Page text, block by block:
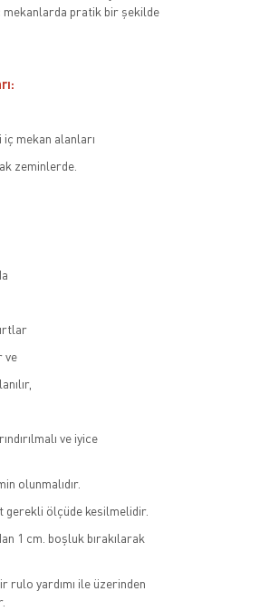
mekanlarda pratik bir şekilde
mekan alanları
zeminlerde.
ve
ve iyice
olunmalıdır.
gerekli ölçüde kesilmelidir.
1 cm. boşluk bırakılarak
rulo yardımı ile üzerinden